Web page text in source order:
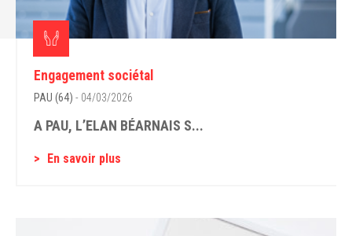
Engagement sociétal
PAU (64) - 04/03/2026
A PAU, L’ELAN BÉARNAIS S...
En savoir plus